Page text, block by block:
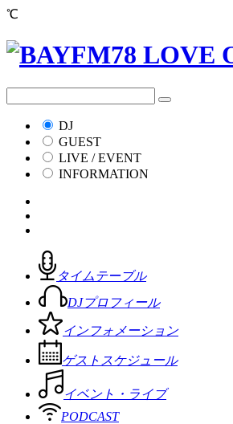
℃
DJ
GUEST
LIVE / EVENT
INFORMATION
タイムテーブル
DJプロフィール
インフォメーション
ゲストスケジュール
イベント・ライブ
PODCAST